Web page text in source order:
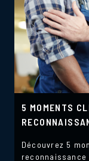
5 MOMENTS
Découvrez 5